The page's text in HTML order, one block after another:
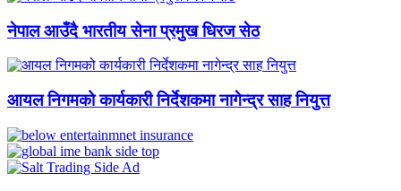
नेपाल आउँदै भारतीय सेना प्रमुख धिरज सेठ
आयल निगमको कार्यकारी निर्देशकमा नागेन्द्र साह नियुत्त